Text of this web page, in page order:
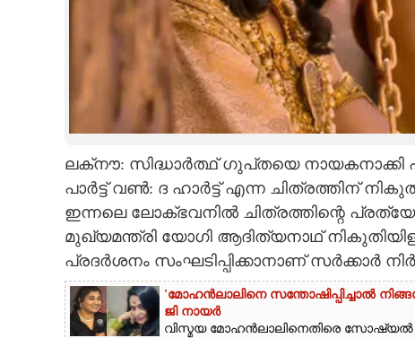
LITERATURE
CONTACT US
ലക്‌നൗ: സിദ്ധാർത്ഥ് ഗുപ്‌തയെ
പാർട്ട് വൺ: ദ ഹാർട്ട് എന്ന ചിത്രത്തിന്
ഇന്നലെ ലോക്‌ഭവനിൽ ചിത്രത്തിന്റെ
മുഖ്യമന്ത്രി യോഗി ആദിത്യനാഥ്
പ്രദർശനം സംഘടിപ്പിക്കാനാണ് സർക്കാ‌ർ
'മോഹൻലാലിനെ സന്തോഷിപ്പിച്ചാൽ
ജി നായർ
വിസ്മയ മോഹൻലാലിനെതിരെ